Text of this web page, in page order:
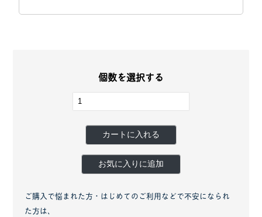
個数を選択する
カートに入れる
お気に入りに追加
ご購入で悩まれた方・はじめてのご利用などで不安になられ
た方は、